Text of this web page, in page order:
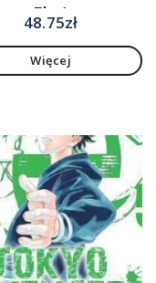
Eko)
48.75zł
Więcej